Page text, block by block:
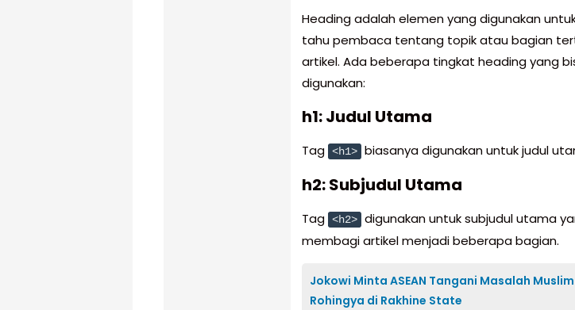
Heading adalah elemen yang digunakan
tahu pembaca tentang topik atau bagian
artikel. Ada beberapa tingkat heading yang
digunakan:
h1: Judul Utama
Tag <h1> biasanya digunakan untuk judul
h2: Subjudul Utama
Tag <h2> digunakan untuk subjudul utama
membagi artikel menjadi beberapa bagian.
Jokowi Minta ASEAN Tangani Masalah Muslim
Rohingya di Rakhine State